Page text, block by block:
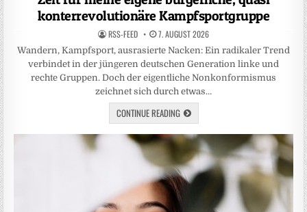
konterrevolutionäre Kampfsportgruppe
RSS-FEED 7. AUGUST 2026
Wandern, Kampfsport, ausrasierte Nacken: Ein radikaler Trend
verbindet in der jüngeren deutschen Generation linke und
rechte Gruppen. Doch der eigentliche Nonkonformismus
zeichnet sich durch etwas…
CONTINUE READING